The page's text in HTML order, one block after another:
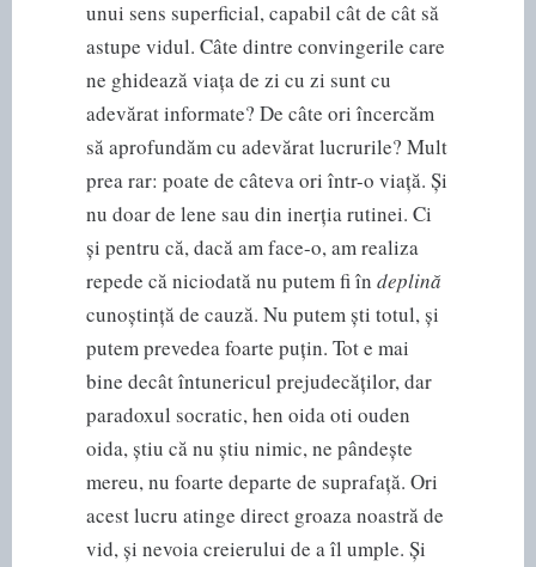
unui sens superficial, capabil cât de cât să
astupe vidul. Câte dintre convingerile care
ne ghidează viața de zi cu zi sunt cu
adevărat informate? De câte ori încercăm
să aprofundăm cu adevărat lucrurile? Mult
prea rar: poate de câteva ori într-o viață. Și
nu doar de lene sau din inerția rutinei. Ci
și pentru că, dacă am face-o, am realiza
repede că niciodată nu putem fi în deplină
cunoștință de cauză. Nu putem ști totul, și
putem prevedea foarte puțin. Tot e mai
bine decât întunericul prejudecăților, dar
paradoxul socratic, hen oida oti ouden
oida, știu că nu știu nimic, ne pândește
mereu, nu foarte departe de suprafață. Ori
acest lucru atinge direct groaza noastră de
vid, și nevoia creierului de a îl umple. Și